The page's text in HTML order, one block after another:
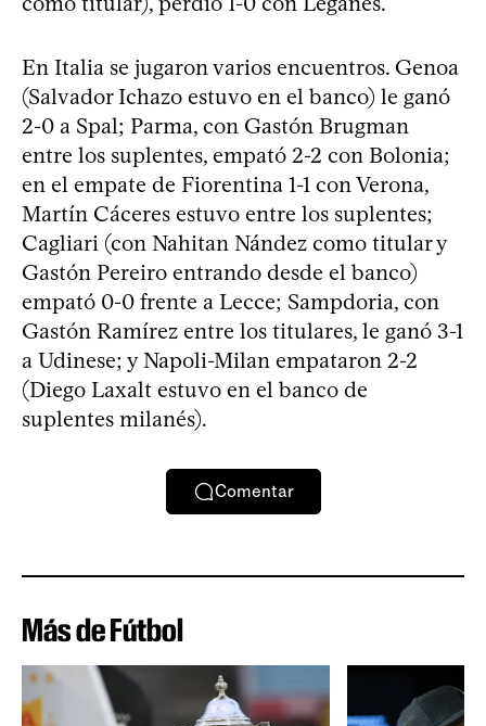
En Italia se jugaron varios encuentros. Genoa
(Salvador Ichazo estuvo en el banco) le ganó
2-0 a Spal; Parma, con Gastón Brugman
entre los suplentes, empató 2-2 con Bolonia;
en el empate de Fiorentina 1-1 con Verona,
Martín Cáceres estuvo entre los suplentes;
Cagliari (con Nahitan Nández como titular y
Gastón Pereiro entrando desde el banco)
empató 0-0 frente a Lecce; Sampdoria, con
Gastón Ramírez entre los titulares, le ganó 3-1
a Udinese; y Napoli-Milan empataron 2-2
(Diego Laxalt estuvo en el banco de
suplentes milanés).
Comentar
Más de Fútbol